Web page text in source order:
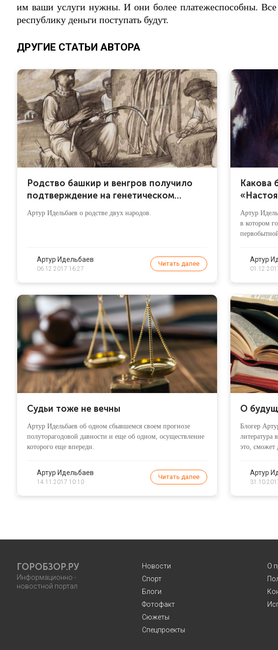
им ваши услуги нужны. И они более платежеспособны.
республику деньги поступать будут.
ДРУГИЕ СТАТЬИ АВТОРА
Родство башкир и венгров получило
подтверждение на генетическом
уровне
Артур Идельбаев о родстве двух народов.
Артур Идельбаев
06.12.2017 16:27
Читать далее
Какова
Артур
в котором
Артур
Судьи тоже не вечны
Артур Идельбаев об одном сбывшемся своем прогнозе
полуторагодовой давности и еще об одном, осуществление
которого еще впереди.
Артур Идельбаев
14.11.2017 10:10
Читать далее
О
Блогер
литература
это, сможет
Артур
ГОРОБЗОР.РУ
Информационно -
новостной портал
Новости
Спорт
Блоги
Фотофакт
Сюжеты
Спецпроекты
О